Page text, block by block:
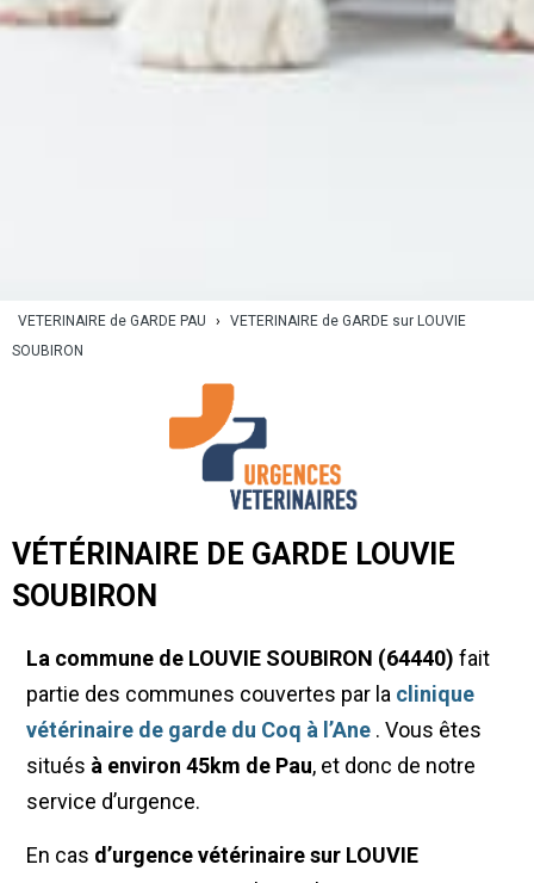
VETERINAIRE de GARDE PAU ›
VETERINAIRE de GARDE sur LOUVIE
SOUBIRON
VÉTÉRINAIRE DE GARDE LOUVIE
SOUBIRON
La commune de LOUVIE SOUBIRON (64440) fait
partie des communes couvertes par la clinique
vétérinaire de garde du Coq à l’Ane . Vous êtes
situés à environ 45km de Pau, et donc de notre
service d’urgence.
En cas d’urgence vétérinaire sur LOUVIE